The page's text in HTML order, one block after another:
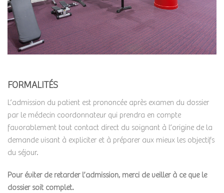
FORMALITÉS
L’admission du patient est prononcée après examen du dossier
par le médecin coordonnateur qui prendra en compte
favorablement tout contact direct du soignant à l’origine de la
demande visant à expliciter et à préparer aux mieux les objectifs
du séjour.
Pour éviter de retarder l’admission, merci de veiller à ce que le
dossier soit complet.